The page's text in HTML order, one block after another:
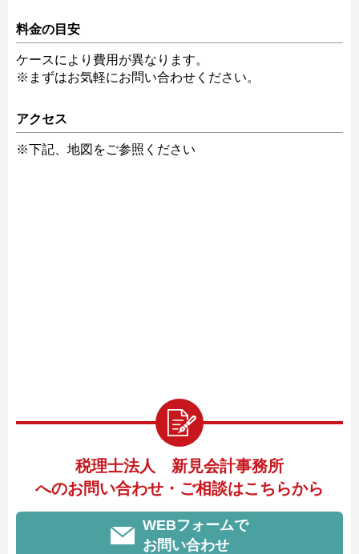
料金の目安
ケースにより費用が異なります。
※まずはお気軽にお問い合わせください。
アクセス
※下記、地図をご参照ください
税理士法人 新見会計事務所
へのお問い合わせ・ご相談はこちらから
WEBフォームで
お問い合わせ